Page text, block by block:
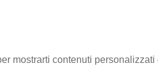
mostrarti contenuti